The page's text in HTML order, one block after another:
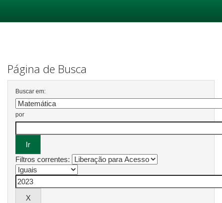
Página de Busca
Buscar em:
por
Filtros correntes: